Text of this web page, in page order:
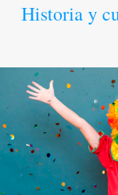
Historia y